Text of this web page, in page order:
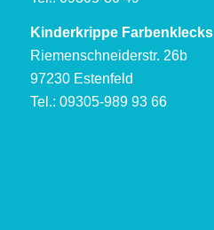
Kinderkrippe Farbenklecks
Riemenschneiderstr. 26b
97230 Estenfeld
Tel.: 09305-989 93 66